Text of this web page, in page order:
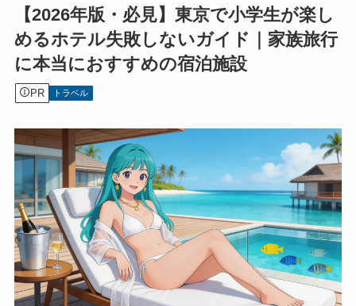
【2026年版・必見】東京で小学生が楽し
めるホテル失敗しないガイド｜家族旅行
に本当におすすめの宿泊施設
PR トラベル